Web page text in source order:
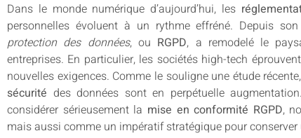
Dans le monde numérique d’aujourd’hui, les
personnelles évoluent à un rythme effréné. Depuis
protection des données, ou RGPD, a remodelé le
entreprises. En particulier, les sociétés high-tech
nouvelles exigences. Comme le souligne une étude
sécurité des données sont en perpétuelle
considérer sérieusement la mise en conformité RGPD,
mais aussi comme un impératif stratégique pour